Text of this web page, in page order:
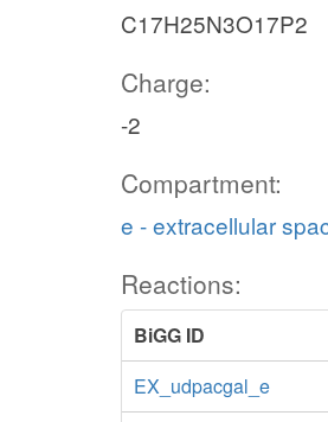
C17H25N3O17P2
Charge:
-2
Compartment:
e - extracellular
Reactions:
BiGG ID
EX_udpacgal_e